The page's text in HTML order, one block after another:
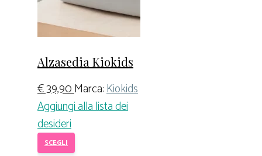
Alzasedia Kiokids
€39,90Marca:Kiokids
Aggiungi alla lista dei
desideri
SCEGLI